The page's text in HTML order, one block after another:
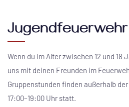
Jugendfeuerwehr
Wenn du im Alter zwischen 12 und 18
uns mit deinen Freunden im
Gruppenstunden finden außerhalb
17:00–19:00 Uhr statt.